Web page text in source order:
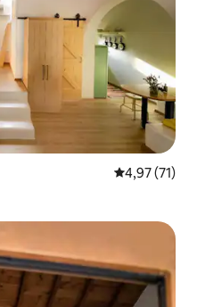
Gemiddelde
4,97 (71)